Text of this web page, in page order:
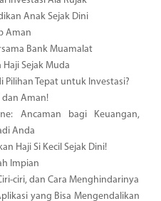
Anak Sejak Dini
Aman
Bank Muamalat
Sejak Muda
Pilihan Tepat untuk Investasi?
dan Aman!
Ancaman bagi Keuangan,
Anda
Haji Si Kecil Sejak Dini!
Impian
ciri, dan Cara Menghindarinya
yang Bisa Mengendalikan